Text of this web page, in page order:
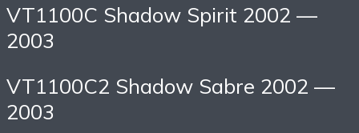
VT1100C Shadow Spirit 2002 —
2003
VT1100C2 Shadow Sabre 2002 —
2003